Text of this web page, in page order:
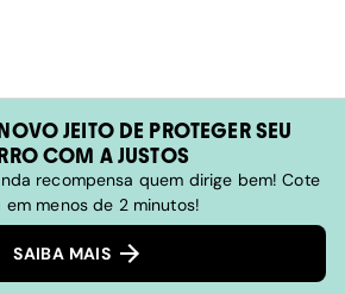
JEITO DE PROTEGER SEU
COM A JUSTOS
recompensa quem dirige bem! Cote
em menos de 2 minutos!
SAIBA MAIS